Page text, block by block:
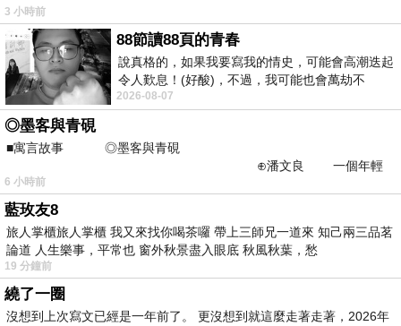
「福、祿、壽、禧、子、財」
人心境寓意之美於此發揮得淋漓盡致。
【手.品.特.色 .】
本手品以台灣優質棉布為面料，運用其吉祥圖案
之意象風格為展現。。。
收納層著重簡單俐落、版面態樣之色調及方形尺
寸採人性化比例。。。
整體包款
傳達著文青、俐落、小巧好收納 !!
3 小時前
88節讀88頁的青春
說真格的，如果我要寫我的情史，可能會高潮迭起
令人歎息！(好酸)，不過，我可能也會萬劫不
復...，每天跪鍵盤還是被判了花心的罪
2026-08-07
◎墨客與青硯
■寓言故事 ◎墨客與青硯
⊕潘文良 一個年輕
的墨客，在京城的古玩肆裡
6 小時前
藍玫友8
旅人掌櫃旅人掌櫃 我又來找你喝茶囉 帶上三師兄一道來 知己兩三品茗
論道 人生樂事，平常也 窗外秋景盡入眼底 秋風秋葉，愁
19 分鐘前
繞了一圈
沒想到上次寫文已經是一年前了。 更沒想到就這麼走著走著，2026年